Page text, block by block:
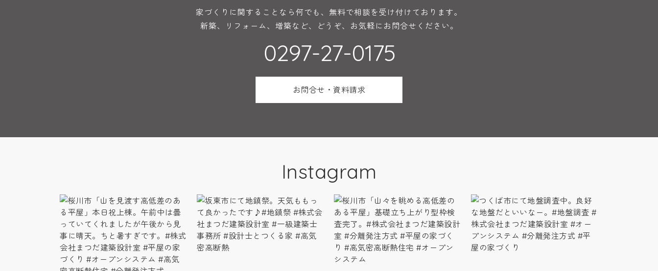
家づくりに関することなら何でも、無料で相談を受け付けております。
新築、リフォーム、増築など、どうぞ、お気軽にお問合せください。
0297-27-0175
お問合せ・資料請求
Instagram